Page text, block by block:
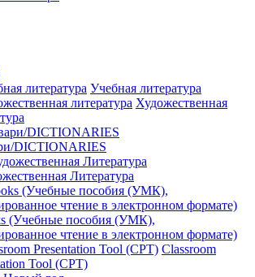
Учебная литература
Художественная
DICTIONARIES
Литература
(Учебные пособия (УМК),
чтение в электронном формате)
Classroom
Tool (CPT)